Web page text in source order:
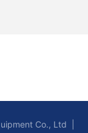
Co., Ltd |